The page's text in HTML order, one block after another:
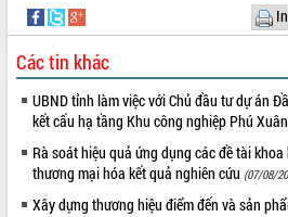
cách mạng
Rà soát, hoàn thiện hệ thống thiết chế
văn hóa, thể thao đáp ứng yêu cầu
phát triển mới
Thường trực HĐND tỉnh Đắk Lắk gặp
mặt Đoàn chuyên gia y tế TP. Hồ Chí
Minh
Lễ truy điệu và an táng hài cốt liệt sĩ
tại Nghĩa trang Liệt sĩ xã Sơn Hòa
LIÊN KẾT WEB
THỐNG KÊ TRUY CẬP
Hôm nay: 4790
In
Các tin khác
UBND tỉnh làm việc với Chủ đầu tư dự án
kết cấu hạ tầng Khu công nghiệp Phú Xuân
Rà soát hiệu quả ứng dụng các đề tài
thương mại hóa kết quả nghiên cứu (07/08/
Xây dựng thương hiệu điểm đến và sản